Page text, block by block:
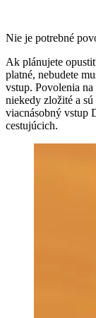
Nie je potrebné
Ak plánujete
platné, nebudete
vstup. Povolenia
niekedy zložité a
viacnásobný vstup
cestujúcich.